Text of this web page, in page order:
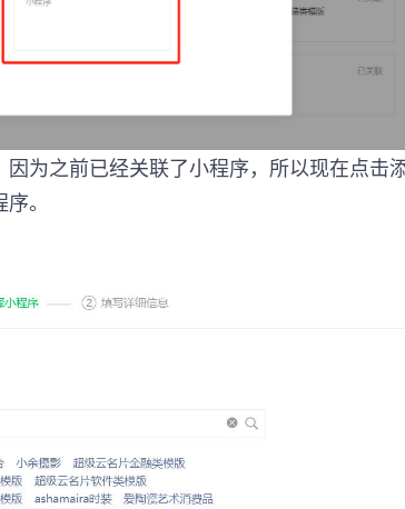
为之前已经关联了小程序，所以现在点击
。